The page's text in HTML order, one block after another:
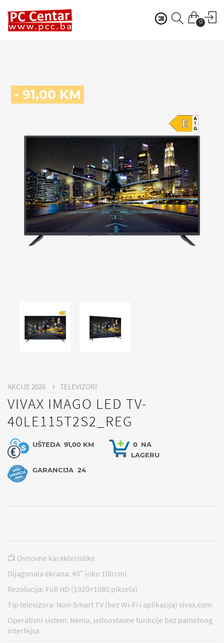
0
- 91,00 KM
AKCIJE 2026 TELEVIZORI
VIVAX IMAGO LED TV-
40LE115T2S2_REG
UŠTEDA 91,00 KM 0 NA
LAGERU
GARANCIJA 24
📺 Osnovne karakteristike
Dijagonala ekrana: 40″ (oko 100 cm)
Rezolucija: Full HD (1920×1080 piksela)
Tip televizora: Non-Smart TV (bez Wi‑Fi i aplikacija) vivax.com
Operativni sistem: Nema, jednostavne funkcije bez pametnog
interfejsa